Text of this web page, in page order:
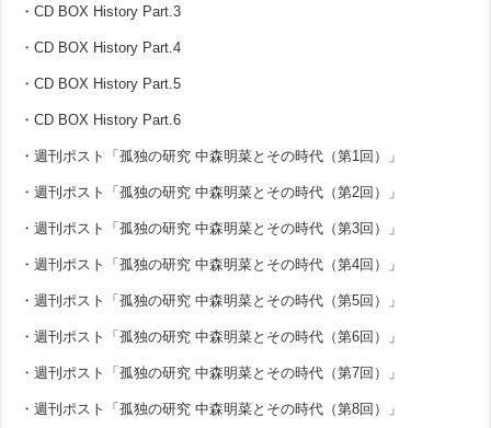
・CD BOX History Part.3
・CD BOX History Part.4
・CD BOX History Part.5
・CD BOX History Part.6
・週刊ポスト「孤独の研究 中森明菜とその時代（第1回）」
・週刊ポスト「孤独の研究 中森明菜とその時代（第2回）」
・週刊ポスト「孤独の研究 中森明菜とその時代（第3回）」
・週刊ポスト「孤独の研究 中森明菜とその時代（第4回）」
・週刊ポスト「孤独の研究 中森明菜とその時代（第5回）」
・週刊ポスト「孤独の研究 中森明菜とその時代（第6回）」
・週刊ポスト「孤独の研究 中森明菜とその時代（第7回）」
・週刊ポスト「孤独の研究 中森明菜とその時代（第8回）」